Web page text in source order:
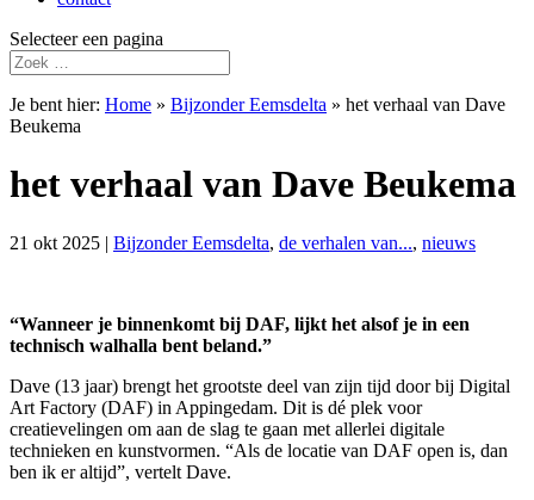
Selecteer een pagina
Je bent hier: Home » Bijzonder Eemsdelta » het verhaal van Dave
Beukema
het verhaal van Dave Beukema
21 okt 2025 | Bijzonder Eemsdelta, de verhalen van..., nieuws
“Wanneer je binnenkomt bij DAF, lijkt het alsof je in een
technisch walhalla bent beland.”
Dave (13 jaar) brengt het grootste deel van zijn tijd door bij Digital
Art Factory (DAF) in Appingedam. Dit is dé plek voor
creatievelingen om aan de slag te gaan met allerlei digitale
technieken en kunstvormen. “Als de locatie van DAF open is, dan
ben ik er altijd”, vertelt Dave.